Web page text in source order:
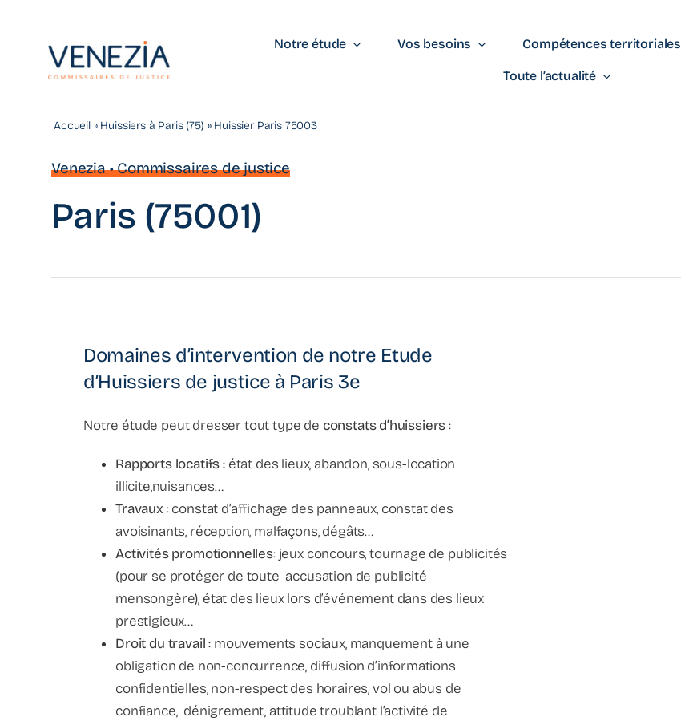
contenu
Notre étude Vos besoins Compétences territoriales
Toute l’actualité
Accueil» Huissiers à Paris (75) » Huissier Paris 75003
Venezia • Commissaires de justice
Paris (75001)
Domaines d’intervention de notre Etude
d’Huissiers de justice à Paris 3e
Notre étude peut dresser tout type de constats d’huissiers:
Rapports locatifs: état des lieux, abandon, sous-location
illicite,nuisances…
Travaux : constat d’affichage des panneaux, constat des
avoisinants, réception, malfaçons, dégâts…
Activités promotionnelles: jeux concours, tournage de publicités
(pour se protéger de toute accusation de publicité
mensongère), état des lieux lors d’événement dans des lieux
prestigieux…
Droit du travail: mouvements sociaux, manquement à une
obligation de non-concurrence, diffusion d’informations
confidentielles, non-respect des horaires, vol ou abus de
confiance, dénigrement, attitude troublant l’activité de